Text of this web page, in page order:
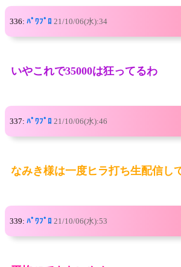
336: ﾊﾟﾜﾌﾟﾛ 21/10/06(水):34
いやこれで35000は狂ってるわ
337: ﾊﾟﾜﾌﾟﾛ 21/10/06(水):46
なみき様は一度ヒラ打ち生配信し
339: ﾊﾟﾜﾌﾟﾛ 21/10/06(水):53